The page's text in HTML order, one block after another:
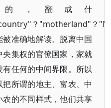
，翻成什
？"motherland"？
准确地解读。脱离中国
集权的官僚国家，家就
任何的中间界限。所以
所谓的地主、富农、中
的不同样式，他们共享